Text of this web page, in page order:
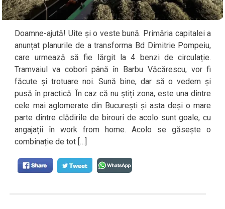
Doamne-ajută! Uite și o veste bună. Primăria capitalei a
anunțat planurile de a transforma Bd Dimitrie Pompeiu,
care urmează să fie lărgit la 4 benzi de circulație.
Tramvaiul va coborî până în Barbu Văcărescu, vor fi
făcute și trotuare noi. Sună bine, dar să o vedem și
pusă în practică. În caz că nu știți zona, este una dintre
cele mai aglomerate din București și asta deși o mare
parte dintre clădirile de birouri de acolo sunt goale, cu
angajații în work from home. Acolo se găsește o
combinație de tot […]